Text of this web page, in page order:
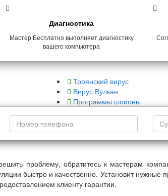
Диагностика
Мастер Бесплатно выполняет диагностику
вашего компьютера
Троянский вирус
Вирус Вулкан
Программы шпионы
проблему, обратитесь к мастерам
быстро и качественно. Установит
клиенту гарантии.